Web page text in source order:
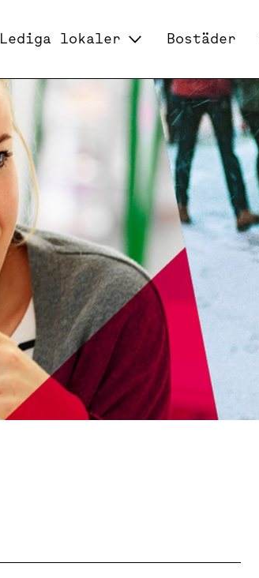
Lediga lokaler Bostäder